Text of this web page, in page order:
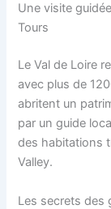
Une visite
Tours
Le Val de Loire
avec plus de
abritent un
par un guide
des habitations
Valley.
Les secrets des